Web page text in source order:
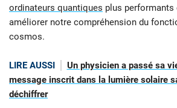
ordinateurs quantiques plus performants
améliorer notre compréhension du
cosmos.
LIRE AUSSI
Un physicien a passé sa
message inscrit dans la lumière solaire
déchiffrer